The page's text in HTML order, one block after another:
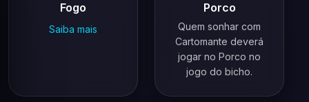
Fogo
Saiba mais
Porco
Quem sonhar com
Cartomante deverá
jogar no Porco no
jogo do bicho.